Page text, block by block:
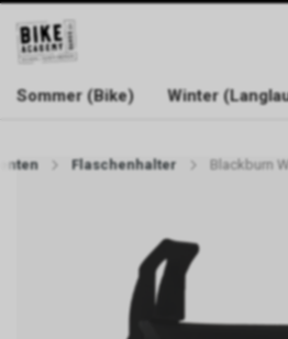
WELCOME TO BIKE
Sommer (Bike) Winter
Flaschenhalter Blackburn